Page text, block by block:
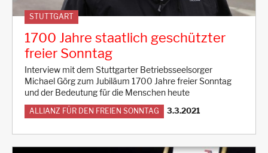
STUTTGART
1700 Jahre staatlich geschützter
freier Sonntag
Interview mit dem Stuttgarter Betriebsseelsorger
Michael Görg zum Jubiläum 1700 Jahre freier Sonntag
und der Bedeutung für die Menschen heute
ALLIANZ FÜR DEN FREIEN SONNTAG 3.3.2021